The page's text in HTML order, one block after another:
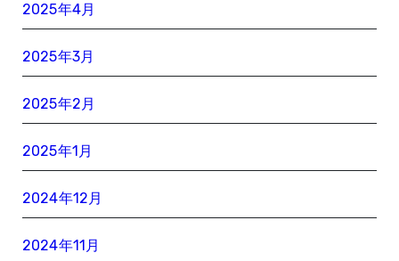
2025年4月
2025年3月
2025年2月
2025年1月
2024年12月
2024年11月